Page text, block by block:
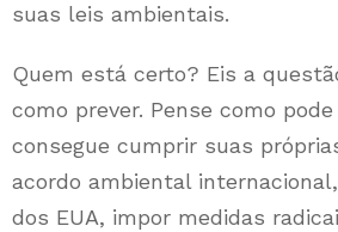
suas leis ambientais.
Quem está certo? Eis a
como prever. Pense como
consegue cumprir suas
acordo ambiental
dos EUA, impor medidas